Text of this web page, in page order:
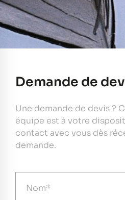
Demande de
Une demande de devis ?
équipe est à votre
contact avec vous dès
demande.